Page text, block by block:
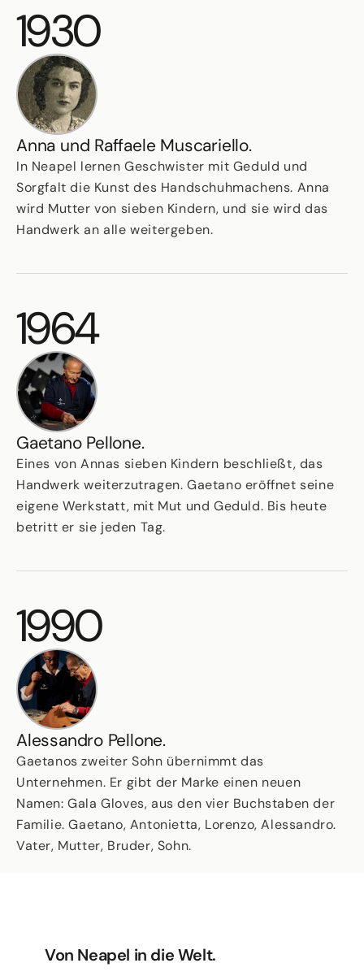
1930
Anna und Raffaele Muscariello.
In Neapel lernen Geschwister mit Geduld und
Sorgfalt die Kunst des Handschuhmachens. Anna
wird Mutter von sieben Kindern, und sie wird das
Handwerk an alle weitergeben.
1964
Gaetano Pellone.
Eines von Annas sieben Kindern beschließt, das
Handwerk weiterzutragen. Gaetano eröffnet seine
eigene Werkstatt, mit Mut und Geduld. Bis heute
betritt er sie jeden Tag.
1990
Alessandro Pellone.
Gaetanos zweiter Sohn übernimmt das
Unternehmen. Er gibt der Marke einen neuen
Namen: Gala Gloves, aus den vier Buchstaben der
Familie. Gaetano, Antonietta, Lorenzo, Alessandro.
Vater, Mutter, Bruder, Sohn.
Von Neapel in die Welt.